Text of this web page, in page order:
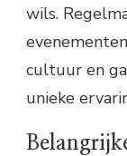
wils.
cultuur en
unieke